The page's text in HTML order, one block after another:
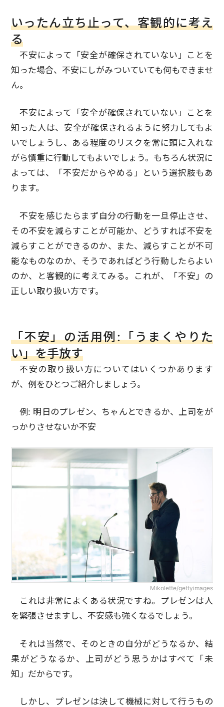
いったん立ち止って、客観的に考え
る
不安によって「安全が確保されていない」ことを
知った場合、不安にしがみついていても何もできませ
ん。
不安によって「安全が確保されていない」ことを
知った人は、安全が確保されるように努力してもよ
いでしょうし、ある程度のリスクを常に頭に入れな
がら慎重に行動してもよいでしょう。もちろん状況に
よっては、「不安だからやめる」という選択肢もあ
ります。
不安を感じたらまず自分の行動を一旦停止させ、
その不安を減らすことが可能か、どうすれば不安を
減らすことができるのか、また、減らすことが不可
能なものなのか、そうであればどう行動したらよい
のか、と客観的に考えてみる。これが、「不安」の
正しい取り扱い方です。
「不安」の活用例:「うまくやりた
い」を手放す
不安の取り扱い方についてはいくつかあります
が、例をひとつご紹介しましょう。
例: 明日のプレゼン、ちゃんとできるか、上司をが
っかりさせないか不安
Mikolette/gettyimages
これは非常によくある状況ですね。プレゼンは人
を緊張させますし、不安感も強くなるでしょう。
それは当然で、そのときの自分がどうなるか、結
果がどうなるか、上司がどう思うかはすべて「未
知」だからです。
しかし、プレゼンは決して機械に対して行うもの